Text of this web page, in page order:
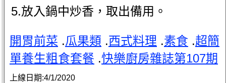
5.放入鍋中炒香，取出備用。
開胃前菜 .瓜果類 .西式料理 .素食 .超簡
單養生粗食套餐 .快樂廚房雜誌第107期
上線日期:4/1/2020